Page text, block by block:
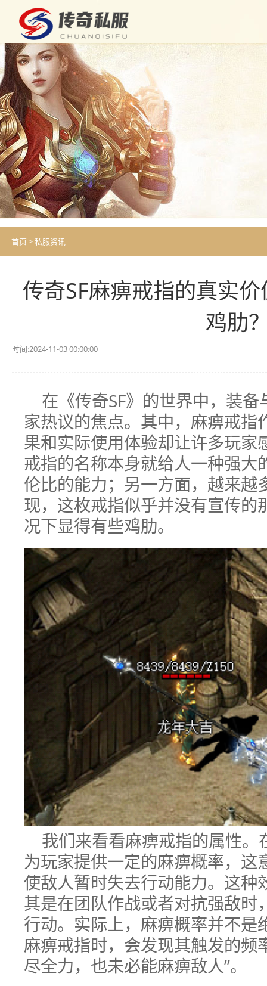
首页 >私服资讯
传奇SF麻痹戒指的真实
鸡肋
时间:2024-11-03 00:00:00
在《传奇SF》的世界中，装
家热议的焦点。其中，麻痹戒指
果和实际使用体验却让许多玩家
戒指的名称本身就给人一种强大
伦比的能力；另一方面，越来越
现，这枚戒指似乎并没有宣传的
况下显得有些鸡肋。
我们来看看麻痹戒指的属性
为玩家提供一定的麻痹概率，这
使敌人暂时失去行动能力。这种
其是在团队作战或者对抗强敌时
行动。实际上，麻痹概率并不是
麻痹戒指时，会发现其触发的频
尽全力，也未必能麻痹敌人”。